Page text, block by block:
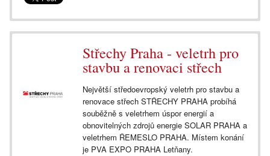
Střechy Praha - veletrh pro
stavbu a renovaci střech
Největší středoevropský veletrh pro stavbu a
renovace střech STŘECHY PRAHA probíhá
souběžně s veletrhem úspor energií a
obnovitelných zdrojů energie SOLAR PRAHA a
veletrhem ŘEMESLO PRAHA. Místem konání
je PVA EXPO PRAHA Letňany.